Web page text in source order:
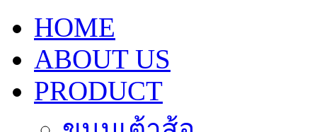
HOME
ABOUT US
PRODUCT